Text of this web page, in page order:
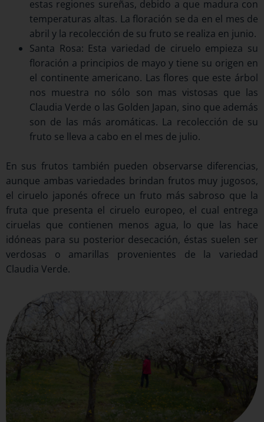
estas regiones sureñas, debido a que madura con
temperaturas altas. La floración se da en el mes de
abril y la recolección de su fruto se realiza en junio.
Santa Rosa: Esta variedad de ciruelo empieza su
floración a principios de mayo y tiene su origen en
el continente americano. Las flores que este árbol
nos muestra no sólo son mas vistosas que las
Claudia Verde o las Golden Japan, sino que además
son de las más aromáticas. La recolección de su
fruto se lleva a cabo en el mes de julio.
En sus frutos también pueden observarse diferencias,
aunque ambas variedades brindan frutos muy jugosos,
el ciruelo japonés ofrece un fruto más sabroso que la
fruta que presenta el ciruelo europeo, el cual entrega
ciruelas que contienen menos agua, lo que las hace
idóneas para su posterior desecación, éstas suelen ser
verdosas o amarillas provenientes de la variedad
Claudia Verde.